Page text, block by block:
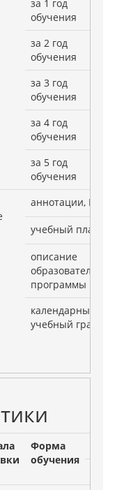
за 1 год
обучения
за 2 год
обучения
за 3 год
обучения
за 4 год
обучения
за 5 год
обучения
аннотации, РПД
учебный план
описание
образовательной
программы
календарный
учебный график
Форма
обучения